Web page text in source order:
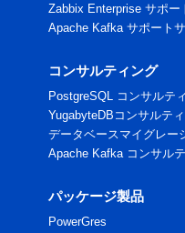
Zabbix Enterprise サポ
Apache Kafka サポート
コンサルティング
PostgreSQL コンサルテ
YugabyteDBコンサルテ
データベースマイグレー
Apache Kafka コンサル
パッケージ製品
PowerGres